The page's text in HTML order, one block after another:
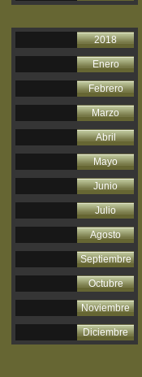
2018
Enero
Febrero
Marzo
Abril
Mayo
Junio
Julio
Agosto
Septiembre
Octubre
Noviembre
Diciembre